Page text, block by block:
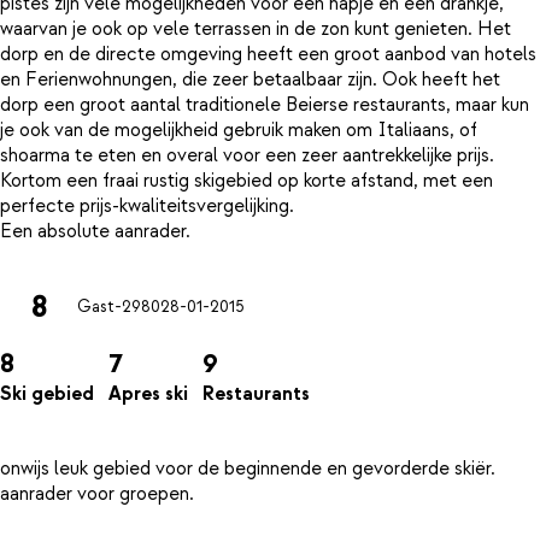
waarvan je ook op vele terrassen in de zon kunt genieten. Het
dorp en de directe omgeving heeft een groot aanbod van hotels
en Ferienwohnungen, die zeer betaalbaar zijn. Ook heeft het
dorp een groot aantal traditionele Beierse restaurants, maar kun
je ook van de mogelijkheid gebruik maken om Italiaans, of
shoarma te eten en overal voor een zeer aantrekkelijke prijs.
Kortom een fraai rustig skigebied op korte afstand, met een
perfecte prijs-kwaliteitsvergelijking.
8 Gast-298028-01-2015
8
Ski gebied
7
Apres ski
9
Restaurants
onwijs leuk gebied voor de beginnende en gevorderde skiër.